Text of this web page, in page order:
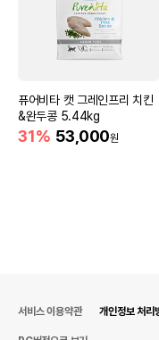
퓨어비타 캣 그레인프리 치킨
&완두콩 5.44kg
31% 53,000원
서비스 이용약관 개인정보 처리